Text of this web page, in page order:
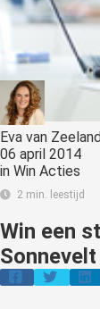
Eva van
06 april 2014
in Win Acties
2 min. leestijd
Win een